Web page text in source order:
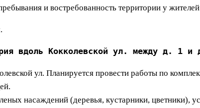
и востребованность территории у
вдоль Кокколевской ул. между д. 1
ул. Планируется провести работы по
насаждений (деревья, кустарники, цветники),